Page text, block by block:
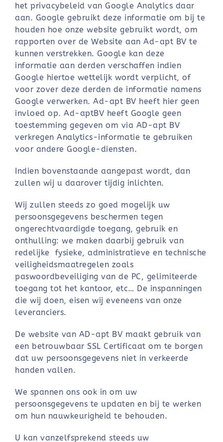
het privacybeleid van Google Analytics daar
aan. Google gebruikt deze informatie om bij te
houden hoe onze website gebruikt wordt, om
rapporten over de Website aan Ad-apt BV te
kunnen verstrekken. Google kan deze
informatie aan derden verschaffen indien
Google hiertoe wettelijk wordt verplicht, of
voor zover deze derden de informatie namens
Google verwerken. Ad-apt BV heeft hier geen
invloed op. Ad-aptBV heeft Google geen
toestemming gegeven om via AD-apt BV
verkregen Analytics-informatie te gebruiken
voor andere Google-diensten.
Indien bovenstaande aangepast wordt, dan
zullen wij u daarover tijdig inlichten.
Wij zullen steeds zo goed mogelijk uw
persoonsgegevens beschermen tegen
ongerechtvaardigde toegang, gebruik en
onthulling: we maken daarbij gebruik van
redelijke fysieke, administratieve en technische
veiligheidsmaatregelen zoals
paswoordbeveiliging van de PC, gelimiteerde
toegang tot het kantoor, etc… De inspanningen
die wij doen, eisen wij eveneens van onze
leveranciers.
De website van AD-apt BV maakt gebruik van
een betrouwbaar SSL Certificaat om te borgen
dat uw persoonsgegevens niet in verkeerde
handen vallen.
We spannen ons ook in om uw
persoonsgegevens te updaten en bij te werken
om hun nauwkeurigheid te behouden.
U kan vanzelfsprekend steeds uw